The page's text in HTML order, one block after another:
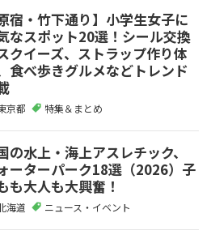
原宿・竹下通り】小学生女子に
なスポット20選！シール交換
クイーズ、ストラップ作り体
食べ歩きグルメなどトレンド
京都 特集＆まとめ
の水上・海上アスレチック、
ーターパーク18選（2026）子
も大人も大興奮！
海道 ニュース・イベント